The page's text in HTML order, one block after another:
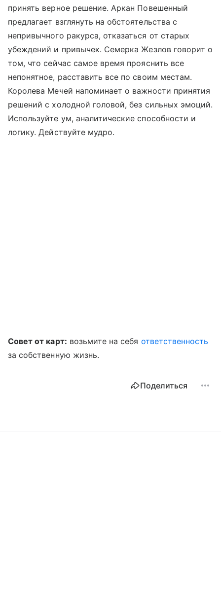
принять верное решение. Аркан Повешенный
предлагает взглянуть на обстоятельства с
непривычного ракурса, отказаться от старых
убеждений и привычек. Семерка Жезлов говорит о
том, что сейчас самое время прояснить все
непонятное, расставить все по своим местам.
Королева Мечей напоминает о важности принятия
решений с холодной головой, без сильных эмоций.
Используйте ум, аналитические способности и
логику. Действуйте мудро.
Совет от карт: возьмите на себя ответственность
за собственную жизнь.
Поделиться